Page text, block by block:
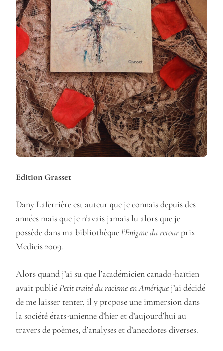
Edition Grasset
Dany Laferrière est auteur que je connais depuis des
années mais que je n’avais jamais lu alors que je
possède dans ma bibliothèque l’Enigme du retourprix
Medicis 2009.
Alors quand j’ai su que l’académicien canado-haïtien
avait publiéPetit traité du racisme en Amérique j’ai décidé
de me laisser tenter, il y propose une immersion dans
la société états-unienne d’hier et d’aujourd’hui au
travers de poèmes, d’analyses et d’anecdotes diverses.